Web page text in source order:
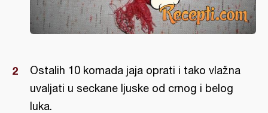
Ostalih 10 komada jaja oprati i tako vlažna
uvaljati u seckane ljuske od crnog i belog
luka.